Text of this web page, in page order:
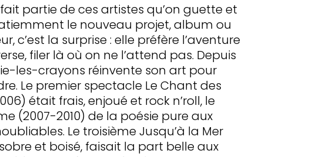
partie de ces artistes qu’on guette et
le nouveau projet, album ou
c’est la surprise : elle préfère l’aventure
filer là où on ne l’attend pas. Depuis
les-crayons réinvente son art pour
Le premier spectacle Le Chant des
était frais, enjoué et rock n’roll, le
(2007-2010) de la poésie pure aux
Le troisième Jusqu’à la Mer
sobre et boisé, faisait la part belle aux